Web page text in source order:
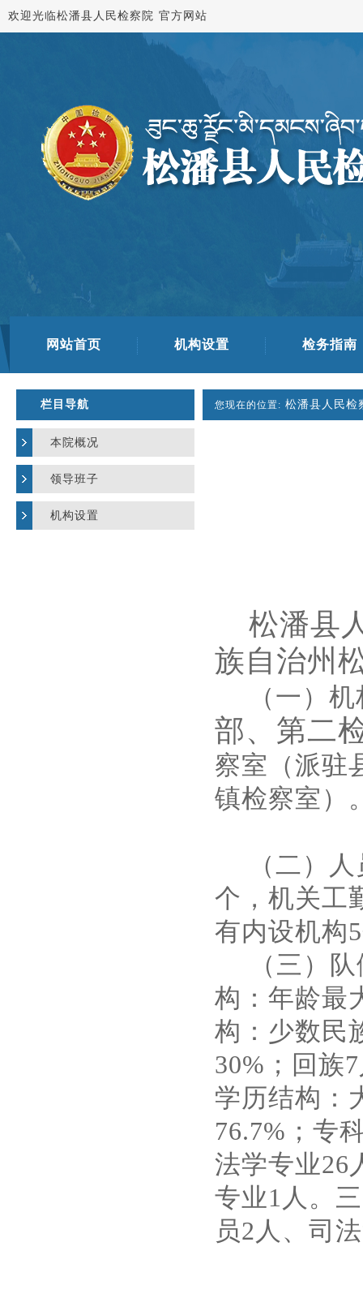
欢迎光临松潘县人民检察院 官方网站
网站首页 机构设置 检务指南
栏目导航
本院概况
领导班子
机构设置
您现在的位置: 松潘县人民
松潘县
族自治州
（一）
部、第二
察室（派驻
镇检察室）
（二）
个，机关工
有内设机构
（三）
构：年龄最
构：少数民
30%；回族
学历结构：
76.7%；专
法学专业26
专业1人。
员2人、司